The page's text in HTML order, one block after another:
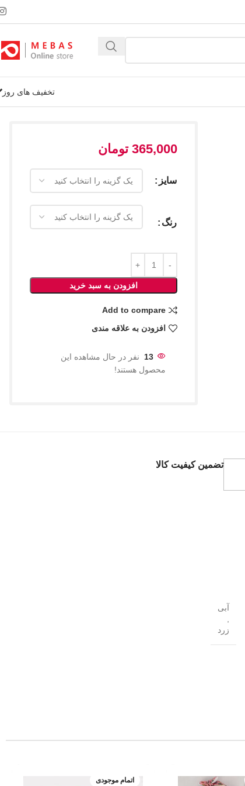
تخفیف های روز
365,000 تومان
سایز
رنگ
افزودن به سبد خرید
Add to compare
افزودن به علاقه مندی
13
نفر در حال مشاهده این
محصول هستند!
تضمین کیفیت کالا
آبی
زرد
اتمام موجودی